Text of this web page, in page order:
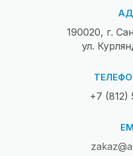
190020, г.
ул.
+7 (812)